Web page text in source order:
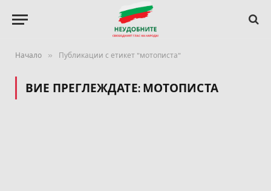
Начало » Публикации с етикет "мотописта"
ВИЕ ПРЕГЛЕЖДАТЕ: МОТОПИСТА